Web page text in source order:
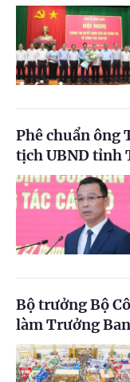
Phê chuẩn ông
tịch UBND tỉnh
Bộ trưởng Bộ
làm Trưởng